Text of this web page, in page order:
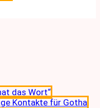
das Wort“
Kontakte für Gotha